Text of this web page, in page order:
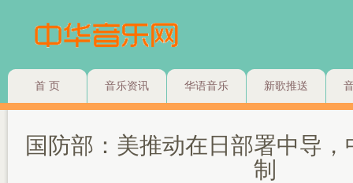
首 页 音乐资讯 华语音乐 新歌推送
国防部：美推动在日部署中导
制